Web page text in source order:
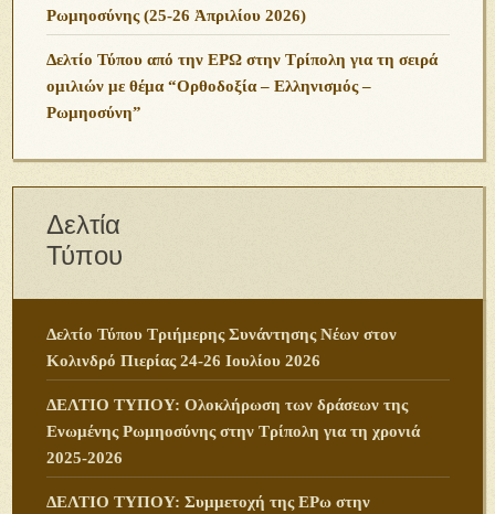
Ρωμηοσύνης (25-26 Ἀπριλίου 2026)
Δελτίο Τύπου από την ΕΡΩ στην Τρίπολη για τη σειρά
ομιλιών με θέμα “Ορθοδοξία – Ελληνισμός –
Ρωμηοσύνη”
Δελτία
Τύπου
Δελτίο Τύπου Τριήμερης Συνάντησης Νέων στον
Κολινδρό Πιερίας 24-26 Ιουλίου 2026
ΔΕΛΤΙΟ ΤΥΠΟΥ: Ολοκλήρωση των δράσεων της
Ενωμένης Ρωμηοσύνης στην Τρίπολη για τη χρονιά
2025-2026
ΔΕΛΤΙΟ ΤΥΠΟΥ: Συμμετοχή της ΕΡω στην